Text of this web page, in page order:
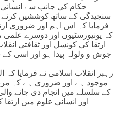
حکام کی جانب سے انسانی
سنجیدگی کے ساتھ کوششیں
فرمایا کہ اس اہم اور ضروری
کہ یونیورسٹیوں اور دوسرے علمی
ارتقا کی کونسل اور ثقافتی
جوش و ولولہ پیدا ہو اور اسی
رہبر انقلاب اسلامی نے فرمایا کہ
موجود ہے اور ضروری ہے کہ
کے سلسلے میں انجام دی جانے
اور انسانی علوم میں